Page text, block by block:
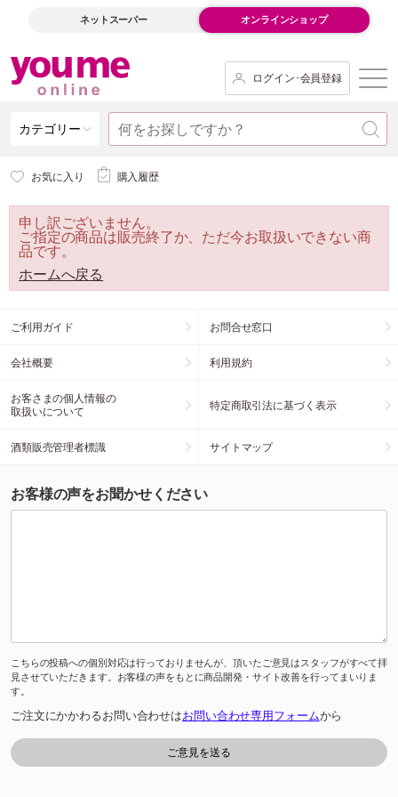
ネットスーパー オンラインショップ
ログイン･会員登録
カテゴリー
お気に入り 購入履歴
申し訳ございません。
ご指定の商品は販売終了か、ただ今お取扱いできない商
品です。
ホームへ戻る
ご利用ガイド お問合せ窓口
会社概要 利用規約
お客さまの個人情報の
取扱いについて
特定商取引法に基づく表示
酒類販売管理者標識 サイトマップ
お客様の声をお聞かせください
こちらの投稿への個別対応は行っておりませんが、頂いたご意見はスタッフがすべて拝
見させていただきます。お客様の声をもとに商品開発・サイト改善を行ってまいりま
す。
ご注文にかかわるお問い合わせはお問い合わせ専用フォームから